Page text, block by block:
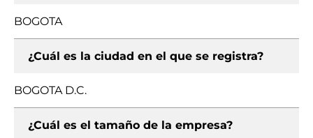
BOGOTA
¿Cuál es la ciudad en el que se registra?
BOGOTA D.C.
¿Cuál es el tamaño de la empresa?